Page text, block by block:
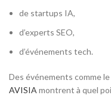
de startups IA,
d’experts SEO,
d’événements tech.
Des événements comme
AVISIA montrent à quel